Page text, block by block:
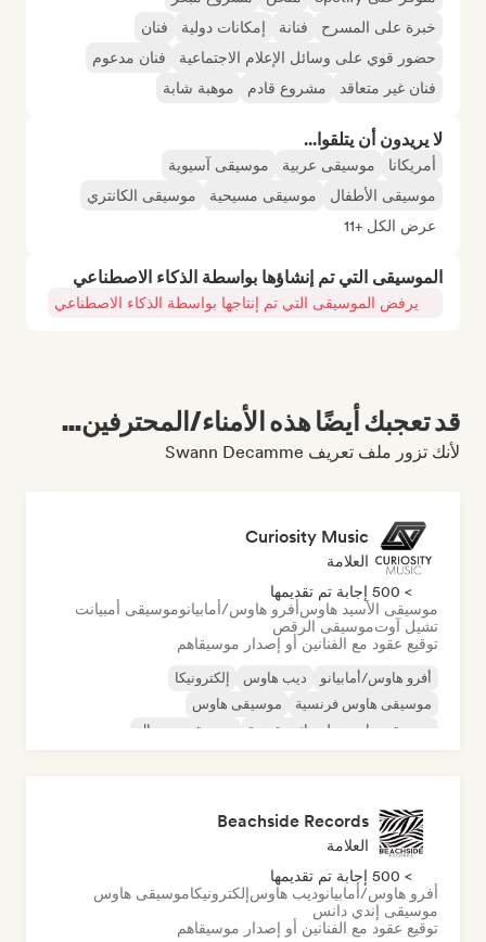
خبرة على المسرح
فنانة إمكانات دولية
فنان
حضور قوي على وسائل الإعلام الاجتماعية
فنان مدعوم
فنان غير متعاقد
مشروع قادم موهبة شابة
لا يريدون أن يتلقوا...
أمريكانا موسيقى عربية
موسيقى آسيوية
موسيقى الأطفال
موسيقى مسيحية
موسيقى الكانتري
عرض الكل +11
الموسيقى التي تم إنشاؤها بواسطة الذكاء الاصطناعي
يرفض الموسيقى التي تم إنتاجها بواسطة الذكاء الاصطناعي
قد تعجبك أيضًا هذه الأمناء/المحترفين...
لأنك تزور ملف تعريف Swann Decamme
Curiosity Music
العلامة
> 500 إجابة تم تقديمها
موسيقى الأسيد هاوسأفرو هاوس/أمابيانوموسيقى أمبيانت
تشيل آوتموسيقى الرقص
توقيع عقود مع الفنانين أو إصدار موسيقاهم
أفرو هاوس/أمابيانو ديب هاوس
إلكترونيكا
موسيقى هاوس فرنسية
موسيقى هاوس
موسيقى هاوس ملوديك وتقدمية
موسيقى مينيمال
Beachside Records
العلامة
> 500 إجابة تم تقديمها
أفرو هاوس/أمابيانوديب هاوسإلكترونيكاموسيقى هاوس
موسيقى إندي دانس
توقيع عقود مع الفنانين أو إصدار موسيقاهم